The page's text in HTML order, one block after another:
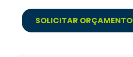
SOLICITAR ORÇAMENTO